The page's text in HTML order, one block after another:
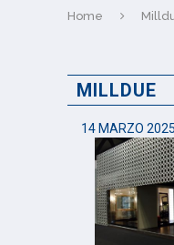
Home
MILLDUE
14 MARZO 2025